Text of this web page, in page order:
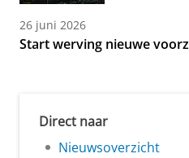
26 juni 2026
Start werving nieuwe
Direct naar
Nieuwsoverzicht